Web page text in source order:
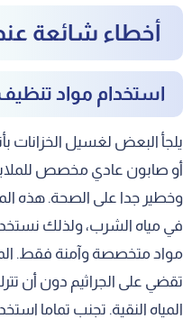
أخطاء شائعة
استخدام مواد
يلجأ البعض لغسيل
أو صابون عادي مخصص
وخطير جدا على الصحة. هذه
في مياه الشرب، ولذلك
مواد متخصصة وآمنة فقط.
تقضي على الجراثيم دون أن
المياه النقية. تجنب تماما